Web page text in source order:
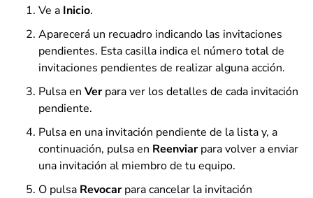
Ve a Inicio.
Aparecerá un recuadro indicando las invitaciones
pendientes. Esta casilla indica el número total de
invitaciones pendientes de realizar alguna acción.
Pulsa en Verpara ver los detalles de cada invitación
pendiente.
Pulsa en una invitación pendiente de la lista y, a
continuación, pulsa en Reenviarpara volver a enviar
una invitación al miembro de tu equipo.
O pulsa Revocarpara cancelar la invitación